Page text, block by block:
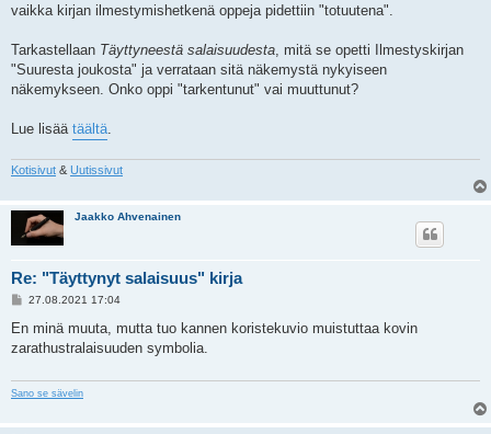
vaikka kirjan ilmestymishetkenä oppeja pidettiin "totuutena".
Tarkastellaan Täyttyneestä salaisuudesta , mitä se opetti Ilmestyskirjan
"Suuresta joukosta" ja verrataan sitä näkemystä nykyiseen
näkemykseen. Onko oppi "tarkentunut" vai muuttunut?
Lue lisää täältä
Kotisivut &Uutissivut
Jaakko Ahvenainen
Re: "Täyttynyt salaisuus" kirja
V
e
t
27.08.2021 17:04
En minä muuta, mutta tuo kannen koristekuvio muistuttaa kovin
zarathustralaisuuden symbolia.
Sano se sävelin